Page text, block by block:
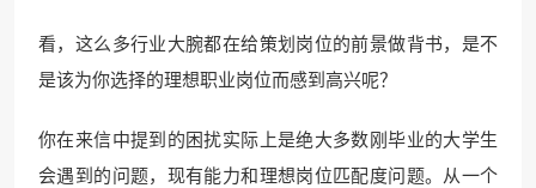
看，这么多行业大腕都在给策划岗位的前景做背书，是不
是该为你选择的理想职业岗位而感到高兴呢？
你在来信中提到的困扰实际上是绝大多数刚毕业的大学生
会遇到的问题，现有能力和理想岗位匹配度问题。从一个